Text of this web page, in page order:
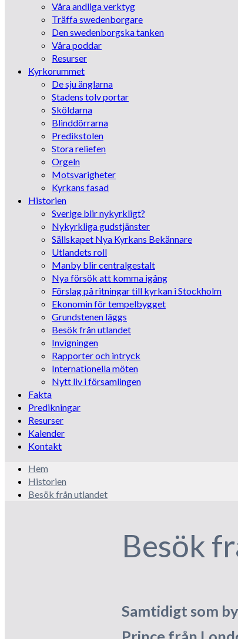
Våra andliga verktyg
Träffa swedenborgare
Den swedenborgska tanken
Våra poddar
Resurser
Kyrkorummet
De sju änglarna
Stadens tolv portar
Sköldarna
Blinddörrarna
Predikstolen
Stora reliefen
Orgeln
Motsvarigheter
Kyrkans fasad
Historien
Sverige blir nykyrkligt?
Nykyrkliga gudstjänster
Sällskapet Nya Kyrkans Bekännare
Utlandets roll
Manby blir centralgestalt
Nya försök att komma igång
Förslag på ritningar till kyrkan i Stockholm
Ekonomin för tempelbygget
Grundstenen läggs
Besök från utlandet
Invigningen
Rapporter och intryck
Internationella möten
Nytt liv i församlingen
Fakta
Predikningar
Resurser
Kalender
Kontakt
Hem
Historien
Besök från utlandet
Besök
Samtidigt som